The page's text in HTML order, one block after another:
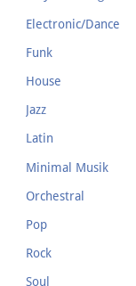
Electronic/Dance
Funk
House
Jazz
Latin
Minimal Musik
Orchestral
Pop
Rock
Soul